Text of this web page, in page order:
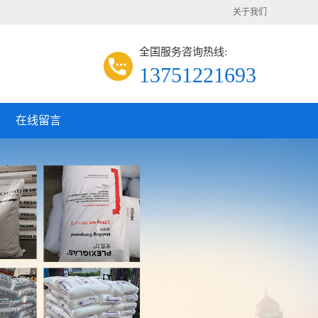
关于我们
全国服务咨询热线:
13751221693
在线留言